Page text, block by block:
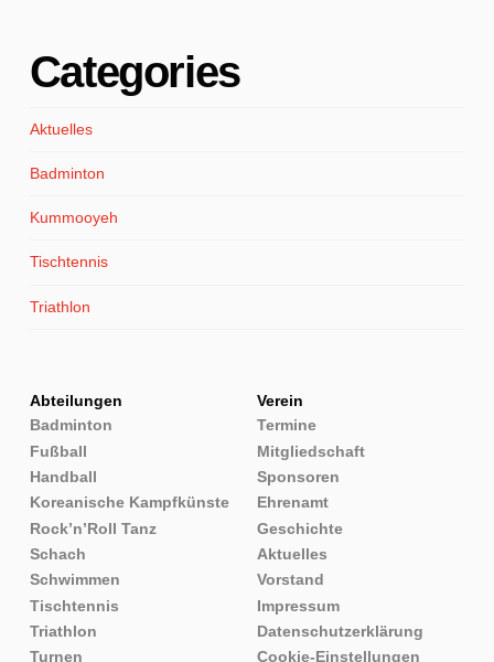
Categories
Aktuelles
Badminton
Kummooyeh
Tischtennis
Triathlon
Abteilungen
Badminton
Fußball
Handball
Koreanische Kampfkünste
Rock’n’Roll Tanz
Schach
Schwimmen
Tischtennis
Triathlon
Turnen
Verein
Termine
Mitgliedschaft
Sponsoren
Ehrenamt
Geschichte
Aktuelles
Vorstand
Impressum
Datenschutzerklärung
Cookie-Einstellungen